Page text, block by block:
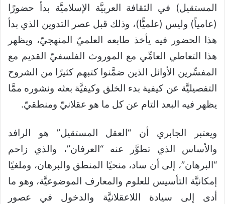
المستقيل) في الثقافة العربيَّة الإسلاميَّة بدأ حضورًا
(عامياً) وليس (علميًّا)، وذلك قبل عصر التدوين الذي بدأ
هذا الحضور فيه يأخذ طابعه العلميّ المنهجيّ، ويظهر
هذا التعاطي العامِّي مع الموروث الفلسفيّ القديم مع
المفسِّرين الأوائل الذين ضمَّنوا كتبهم كثيرًا من الشروح
التفصيليَّة عن كيفية بدء الخلق وكيفيَّة بعثه ونشوره ممَّا
يظهر فيه البعد التام عن كل ما هو عقلانيّ ومنطقيّ.
ويعتبر الجابري أن “العقل المستقيل” هو الرافد
والأساس الذي تطوَّر عنه “العرفان”، والذي زاحم
“البرهان”، إلى أن ساد، منحيًا المنطق والبرهان، وملغيًا
إمكانيَّة التأسيس للعلوم والمعارف الموضوعيَّة، وهو ما
أدى إلى سيادة اللاعقلانيَّة والدخول في عصور